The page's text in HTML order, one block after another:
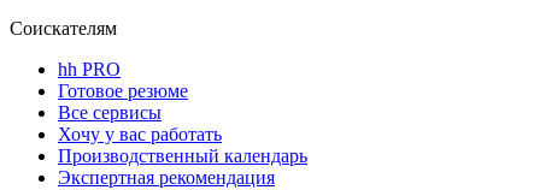
Соискателям
hh PRO
Готовое резюме
Все сервисы
Хочу у вас работать
Производственный календарь
Экспертная рекомендация